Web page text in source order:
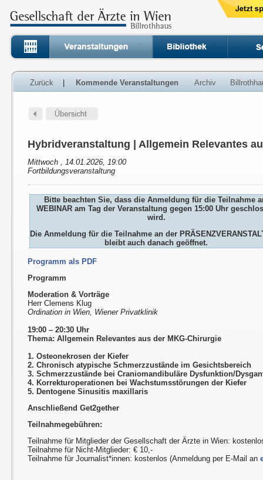
Zurück Kommende Veranstaltungen Archiv
Hybridveranstaltung | Allgemein Relevantes
Mittwoch , 14.01.2026, 19:00
Fortbildungsveranstaltung
Bitte beachten Sie, dass die Anmeldung für die Teilnahme
WEBINAR am Tag der Veranstaltung gegen 15:00 Uhr
wird.
Die Anmeldung für die Teilnahme an der
bleibt auch danach geöffnet.
Programm als PDF
Programm
Moderation & Vorträge
Herr Clemens Klug
Ordination in Wien, Wiener Privatklinik
19:00 – 20:30 Uhr
Thema: Allgemein Relevantes aus der MKG-Chirurgie
1. Osteonekrosen der Kiefer
2. Chronisch atypische Schmerzzustände im Gesichtsbereich
3. Schmerzzustände bei Craniomandibuläre Dysfunktion/
4. Korrekturoperationen bei Wachstumsstörungen der Kiefer
5. Dentogene Sinusitis maxillaris
Anschließend Get2gether
Teilnahmegebühren:
Teilnahme für Mitglieder der Gesellschaft der Ärzte in Wien:
Teilnahme für Nicht-Mitglieder: € 10,-
Teilnahme für Journalist*innen: kostenlos (Anmeldung per E-Mail an